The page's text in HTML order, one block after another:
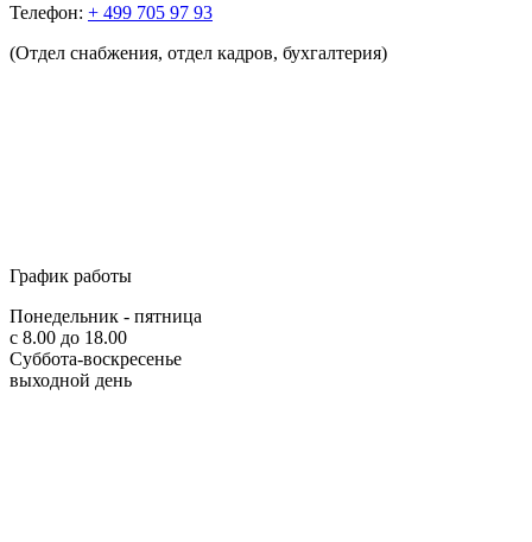
Телефон: + 499 705 97 93
(Отдел снабжения, отдел кадров, бухгалтерия)
График работы
Понедельник - пятница
с 8.00 до 18.00
Суббота-воскресенье
выходной день